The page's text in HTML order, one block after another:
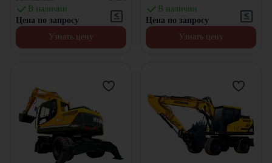
В наличии
Цена по запросу
Узнать цену
В наличии
Цена по запросу
Узнать цену